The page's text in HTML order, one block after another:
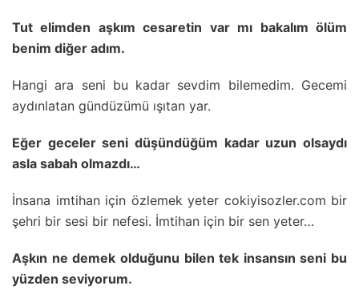
Tut elimden aşkım cesaretin var mı bakalım ölüm
benim diğer adım.
Hangi ara seni bu kadar sevdim bilemedim. Gecemi
aydınlatan gündüzümü ışıtan yar.
Eğer geceler seni düşündüğüm kadar uzun olsaydı
asla sabah olmazdı…
İnsana imtihan için özlemek yeter cokiyisozler.com bir
şehri bir sesi bir nefesi. İmtihan için bir sen yeter…
Aşkın ne demek olduğunu bilen tek insansın seni bu
yüzden seviyorum.